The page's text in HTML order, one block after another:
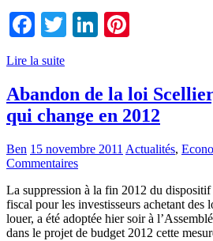
Facebook
TwitterLinkedIn
Lire la suite
Abandon de la loi
qui change en 2012
Ben 15 novembre 2011 Actualités,
Commentaires
La suppression à la fin 2012 du
fiscal pour les investisseurs achetant des
louer, a été adoptée hier soir à
dans le projet de budget 2012 cette